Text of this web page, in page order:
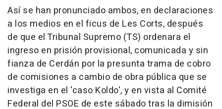
Así se han pronunciado ambos, en declaraciones
a los medios en el ficus de Les Corts, después
de que el Tribunal Supremo (TS) ordenara el
ingreso en prisión provisional, comunicada y sin
fianza de Cerdán por la presunta trama de cobro
de comisiones a cambio de obra pública que se
investiga en el 'caso Koldo', y en vista al Comité
Federal del PSOE de este sábado tras la dimisión